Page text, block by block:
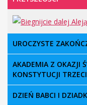
UROCZYSTE
AKADEMIA Z OKAZJI
KONSTYTUCJI
DZIEŃ BABCI I